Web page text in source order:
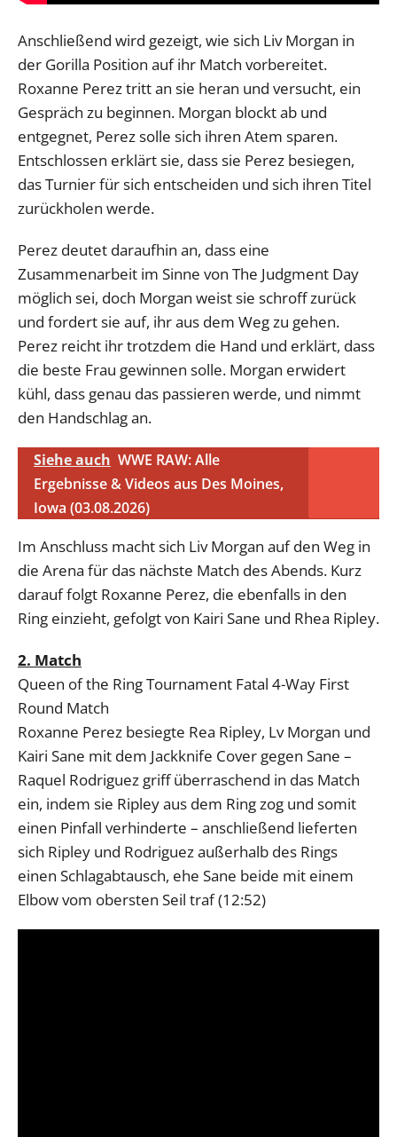
Anschließend wird gezeigt, wie sich Liv Morgan in
der Gorilla Position auf ihr Match vorbereitet.
Roxanne Perez tritt an sie heran und versucht, ein
Gespräch zu beginnen. Morgan blockt ab und
entgegnet, Perez solle sich ihren Atem sparen.
Entschlossen erklärt sie, dass sie Perez besiegen,
das Turnier für sich entscheiden und sich ihren Titel
zurückholen werde.
Perez deutet daraufhin an, dass eine
Zusammenarbeit im Sinne von The Judgment Day
möglich sei, doch Morgan weist sie schroff zurück
und fordert sie auf, ihr aus dem Weg zu gehen.
Perez reicht ihr trotzdem die Hand und erklärt, dass
die beste Frau gewinnen solle. Morgan erwidert
kühl, dass genau das passieren werde, und nimmt
den Handschlag an.
Siehe auch WWE RAW: Alle
Ergebnisse & Videos aus Des Moines,
Iowa (03.08.2026)
Im Anschluss macht sich Liv Morgan auf den Weg in
die Arena für das nächste Match des Abends. Kurz
darauf folgt Roxanne Perez, die ebenfalls in den
Ring einzieht, gefolgt von Kairi Sane und Rhea Ripley.
2. Match
Queen of the Ring Tournament Fatal 4-Way First
Round Match
Roxanne Perez besiegte Rea Ripley, Lv Morgan und
Kairi Sane mit dem Jackknife Cover gegen Sane –
Raquel Rodriguez griff überraschend in das Match
ein, indem sie Ripley aus dem Ring zog und somit
einen Pinfall verhinderte – anschließend lieferten
sich Ripley und Rodriguez außerhalb des Rings
einen Schlagabtausch, ehe Sane beide mit einem
Elbow vom obersten Seil traf (12:52)